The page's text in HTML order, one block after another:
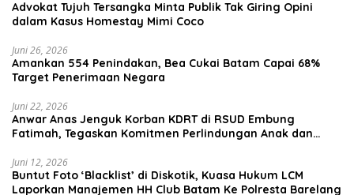
Advokat Tujuh Tersangka Minta Publik Tak Giring Opini
dalam Kasus Homestay Mimi Coco
Juni 26, 2026
Amankan 554 Penindakan, Bea Cukai Batam Capai 68%
Target Penerimaan Negara
Juni 22, 2026
Anwar Anas Jenguk Korban KDRT di RSUD Embung
Fatimah, Tegaskan Komitmen Perlindungan Anak dan
Juni 12, 2026
Buntut Foto ‘Blacklist’ di Diskotik, Kuasa Hukum LCM
Laporkan Manajemen HH Club Batam Ke Polresta Barelang